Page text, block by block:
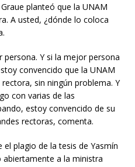
planteó que la UNAM
A usted, ¿dónde lo coloca
Y si la mejor persona
convencido que la UNAM
sin ningún problema. Y
con varias de las
estoy convencido de su
rectoras, comenta.
el plagio de la tesis de Yasmín
abiertamente a la ministra